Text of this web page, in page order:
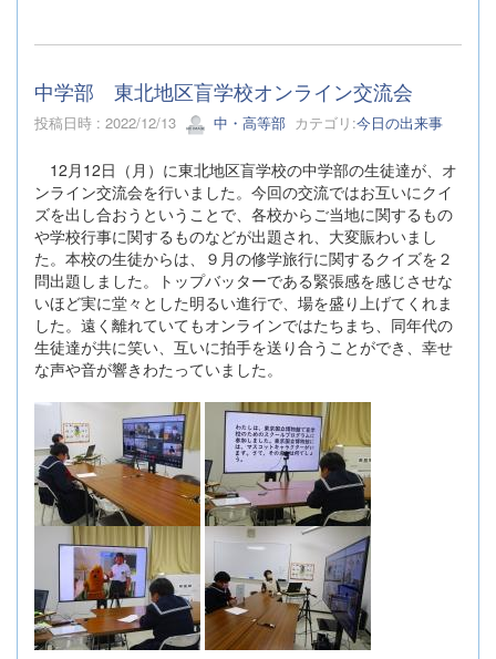
中学部 東北地区盲学校オンライン交流会
投稿日時 : 2022/12/13 中・高等部 カテゴリ:今日の出来事
12月12日（月）に東北地区盲学校の中学部の生徒達が、オ
ンライン交流会を行いました。今回の交流ではお互いにクイ
ズを出し合おうということで、各校からご当地に関するもの
や学校行事に関するものなどが出題され、大変賑わいまし
た。本校の生徒からは、９月の修学旅行に関するクイズを２
問出題しました。トップバッターである緊張感を感じさせな
いほど実に堂々とした明るい進行で、場を盛り上げてくれま
した。遠く離れていてもオンラインではたちまち、同年代の
生徒達が共に笑い、互いに拍手を送り合うことができ、幸せ
な声や音が響きわたっていました。